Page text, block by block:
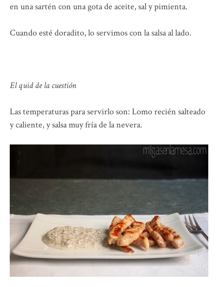
en una sartén con una gota de aceite, sal y pimienta.
Cuando esté doradito, lo servimos con la salsa al lado.
El quid de la cuestión
Las temperaturas para servirlo son: Lomo recién salteado
y caliente, y salsa muy fría de la nevera.